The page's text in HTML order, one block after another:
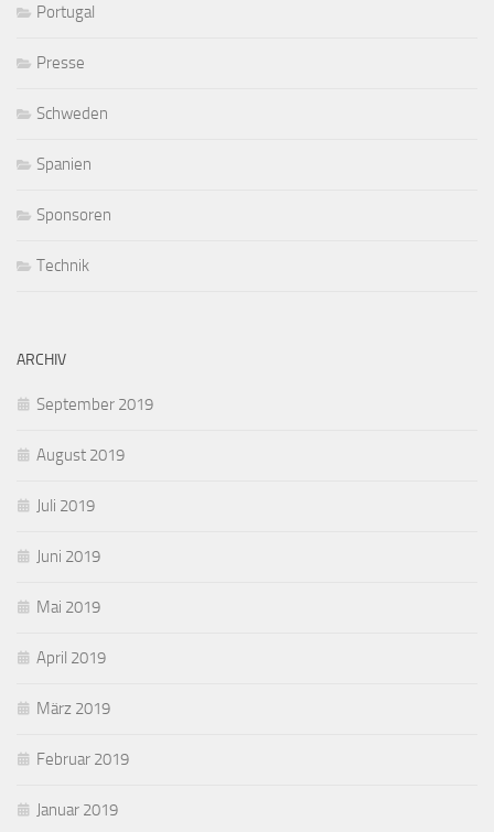
Portugal
Presse
Schweden
Spanien
Sponsoren
Technik
ARCHIV
September 2019
August 2019
Juli 2019
Juni 2019
Mai 2019
April 2019
März 2019
Februar 2019
Januar 2019